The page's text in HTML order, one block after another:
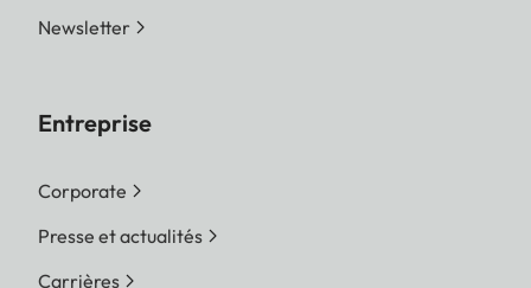
Newsletter
Entreprise
Corporate
Presse et actualités
Carrières